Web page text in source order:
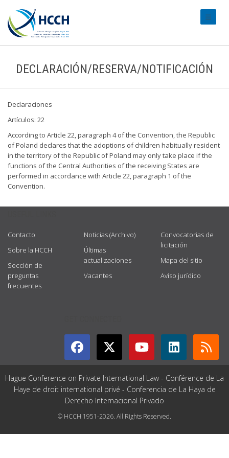
DECLARACIÓN/RESERVA/NOTIFICACIÓN
Declaraciones
Artículos: 22
According to Article 22, paragraph 4 of the Convention, the Republic
of Poland declares that the adoptions of children habitually resident
in the territory of the Republic of Poland may only take place if the
functions of the Central Authorities of the receiving States are
performed in accordance with Article 22, paragraph 1 of the
Convention.
Contacto
Sobre la HCCH
Sección de
preguntas
frecuentes
Noticias (Archivo)
Últimas
actualizaciones
Vacantes
Convocatorias de
licitación
Mapa del sitio
Aviso jurídico
Hague Conference on Private International Law - Conférence de La
Haye de droit international privé - Conferencia de La Haya de
Derecho Internacional Privado
© HCCH 1951-2026. All Rights Reserved.